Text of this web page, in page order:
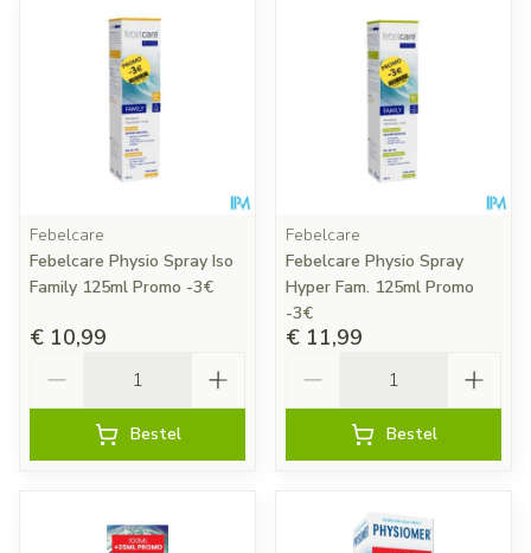
Febelcare
Febelcare Physio Spray Iso
Family 125ml Promo -3€
€ 10,99
Bestel
Febelcare
Febelcare Physio Spray
Hyper Fam. 125ml Promo
-3€
€ 11,99
Bestel